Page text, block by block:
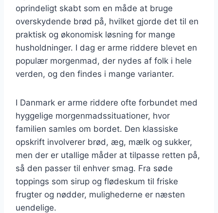
oprindeligt skabt som en måde at bruge
overskydende brød på, hvilket gjorde det til en
praktisk og økonomisk løsning for mange
husholdninger. I dag er arme riddere blevet en
populær morgenmad, der nydes af folk i hele
verden, og den findes i mange varianter.
I Danmark er arme riddere ofte forbundet med
hyggelige morgenmadssituationer, hvor
familien samles om bordet. Den klassiske
opskrift involverer brød, æg, mælk og sukker,
men der er utallige måder at tilpasse retten på,
så den passer til enhver smag. Fra søde
toppings som sirup og flødeskum til friske
frugter og nødder, mulighederne er næsten
uendelige.